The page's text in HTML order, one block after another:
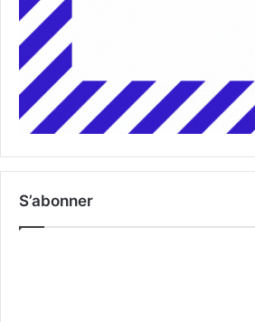
S’abonner